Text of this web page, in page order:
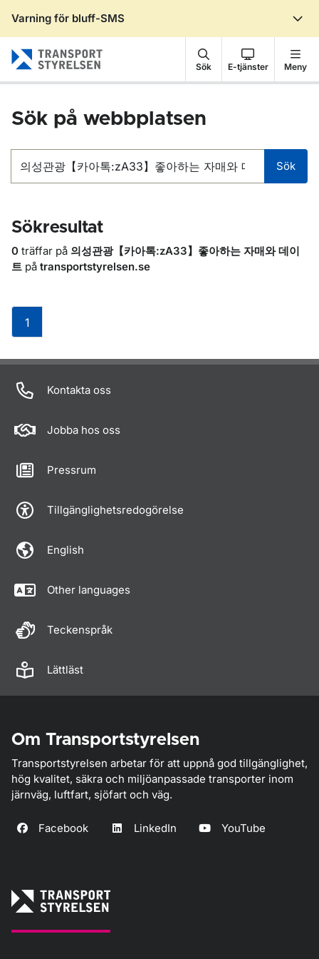
Varning för bluff-SMS
Sök E-tjänster Meny
Sök på webbplatsen
Sök
Sökresultat
0 träffar på 의성관광【카아톡:zA33】좋아하는 자매와 데이
트 på transportstyrelsen.se
1
Om sidan
Kontakta oss
Jobba hos oss
Pressrum
Tillgänglighetsredogörelse
English
Other languages
Teckenspråk
Lättläst
Om Transportstyrelsen
Transportstyrelsen arbetar för att uppnå god tillgänglighet,
hög kvalitet, säkra och miljöanpassade transporter inom
järnväg, luftfart, sjöfart och väg.
Facebook LinkedIn YouTube